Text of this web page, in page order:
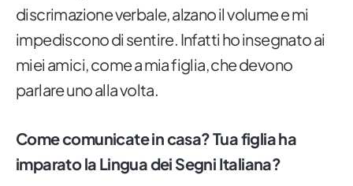
discrimazione verbale, alzano il volume e mi
impediscono di sentire. Infatti ho insegnato ai
miei amici, come a mia figlia, che devono
parlare uno alla volta.
Come comunicate in casa? Tua figlia ha
imparato la Lingua dei Segni Italiana?